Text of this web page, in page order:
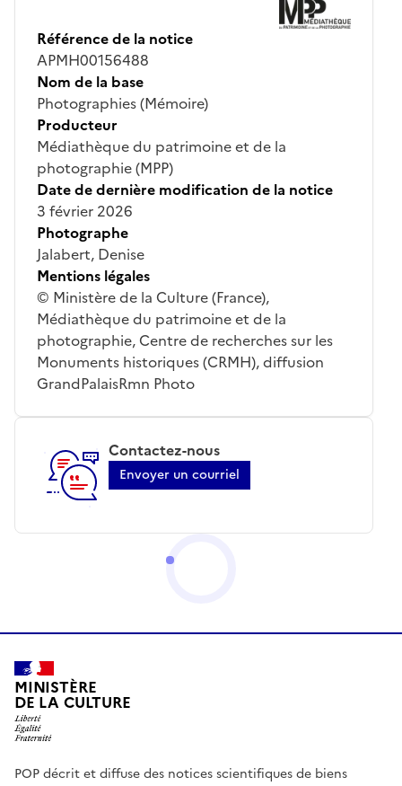
Référence de la notice
APMH00156488
Nom de la base
Photographies (Mémoire)
Producteur
Médiathèque du patrimoine et de la
photographie (MPP)
Date de dernière modification de la notice
3 février 2026
Photographe
Jalabert, Denise
Mentions légales
© Ministère de la Culture (France),
Médiathèque du patrimoine et de la
photographie, Centre de recherches sur les
Monuments historiques (CRMH), diffusion
GrandPalaisRmn Photo
Contactez-nous
Envoyer un courriel
MINISTÈRE
DE LA CULTURE
POP décrit et diffuse des notices scientifiques de biens